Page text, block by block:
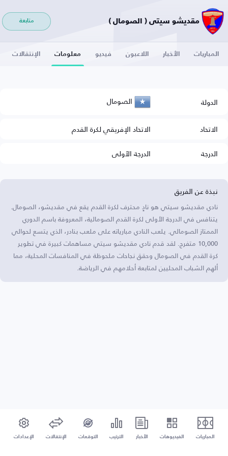
مقديشو سيتي ( الصومال ) متابعة
المباريات الأخبار اللاعبون فيديو معلومات الإنتقالات
الدولة الصومال
الاتحاد
الاتحاد الإفريقي لكرة القدم
الدرجة
الدرجة الأولى
نبذة عن الفريق
نادي مقديشو سيتي هو نادٍ محترف لكرة القدم يقع في مقديشو، الصومال.
يتنافس في الدرجة الأولى لكرة القدم الصومالية، المعروفة باسم الدوري
الممتاز الصومالي. يلعب النادي مبارياته على ملعب بنادر، الذي يتسع لحوالي
10,000 متفرج. لقد قدم نادي مقديشو سيتي مساهمات كبيرة في تطوير
كرة القدم في الصومال وحقق نجاحات ملحوظة في المنافسات المحلية، مما
ألهم الشباب المحليين لمتابعة أحلامهم في الرياضة.
المباريات الفيديوهات الأخبار الترتيب التوقعات الإنتقالات الإعدادات